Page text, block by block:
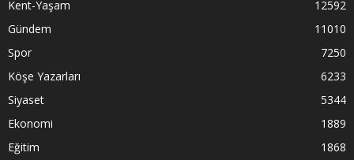
Kent-Yaşam
12592
Gündem
11010
Spor
7250
Köşe Yazarları
6233
Siyaset
5344
Ekonomi
1889
Eğitim
1868